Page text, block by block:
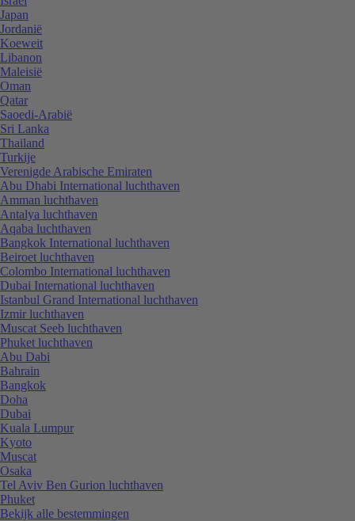
Japan
Jordanië
Koeweit
Libanon
Maleisië
Oman
Qatar
Saoedi-Arabië
Sri Lanka
Thailand
Turkije
Verenigde Arabische Emiraten
Abu Dhabi International luchthaven
Amman luchthaven
Antalya luchthaven
Aqaba luchthaven
Bangkok International luchthaven
Beiroet luchthaven
Colombo International luchthaven
Dubai International luchthaven
Istanbul Grand International luchthaven
Izmir luchthaven
Muscat Seeb luchthaven
Phuket luchthaven
Abu Dabi
Bahrain
Bangkok
Doha
Dubai
Kuala Lumpur
Kyoto
Muscat
Osaka
Tel Aviv Ben Gurion luchthaven
Phuket
Bekijk alle bestemmingen